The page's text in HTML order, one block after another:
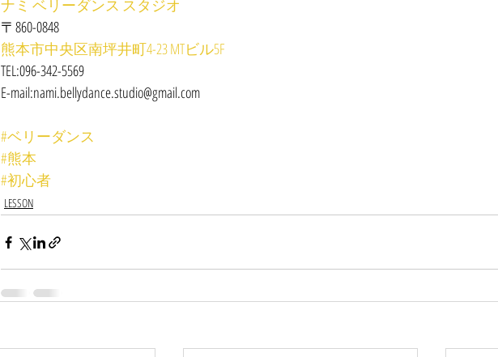
ナミ ベリーダンス スタジオ
〒860-0848
熊本市中央区南坪井町4-23 MTビル5F
TEL:096-342-5569
E-mail:nami.bellydance.studio@gmail.com
#ベリーダンス
#熊本
#初心者
LESSON